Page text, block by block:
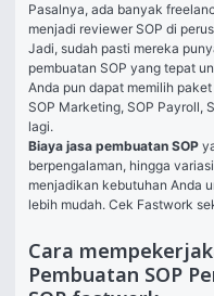
Pasalnya, ada banyak
menjadi reviewer SOP di
Jadi, sudah pasti mereka
pembuatan SOP yang tepat
Anda pun dapat memilih
SOP Marketing, SOP Payroll,
lagi.
Biaya jasa pembuatan SOP
berpengalaman, hingga
menjadikan kebutuhan Anda
lebih mudah. Cek Fastwork
Cara
Pembuatan SOP